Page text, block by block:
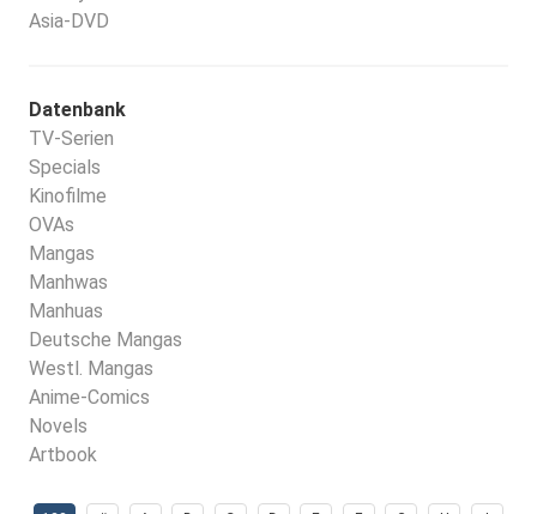
Asia-DVD
Datenbank
TV-Serien
Specials
Kinofilme
OVAs
Mangas
Manhwas
Manhuas
Deutsche Mangas
Westl. Mangas
Anime-Comics
Novels
Artbook